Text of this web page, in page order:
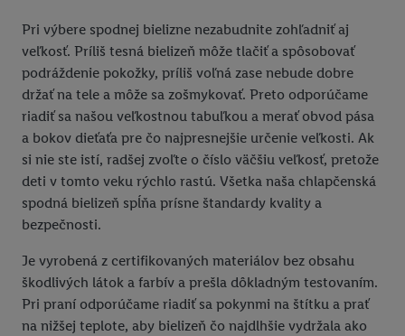
Pri výbere spodnej bielizne nezabudnite zohľadniť aj
veľkosť. Príliš tesná bielizeň môže tlačiť a spôsobovať
podráždenie pokožky, príliš voľná zase nebude dobre
držať na tele a môže sa zošmykovať. Preto odporúčame
riadiť sa našou veľkostnou tabuľkou a merať obvod pása
a bokov dieťaťa pre čo najpresnejšie určenie veľkosti. Ak
si nie ste istí, radšej zvoľte o číslo väčšiu veľkosť, pretože
deti v tomto veku rýchlo rastú. Všetka naša chlapčenská
spodná bielizeň spĺňa prísne štandardy kvality a
bezpečnosti.
Je vyrobená z certifikovaných materiálov bez obsahu
škodlivých látok a farbív a prešla dôkladným testovaním.
Pri praní odporúčame riadiť sa pokynmi na štítku a prať
na nižšej teplote, aby bielizeň čo najdlhšie vydržala ako